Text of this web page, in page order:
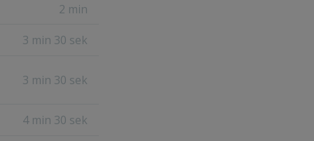
2 min
3 min 30 sek
3 min 30 sek
4 min 30 sek